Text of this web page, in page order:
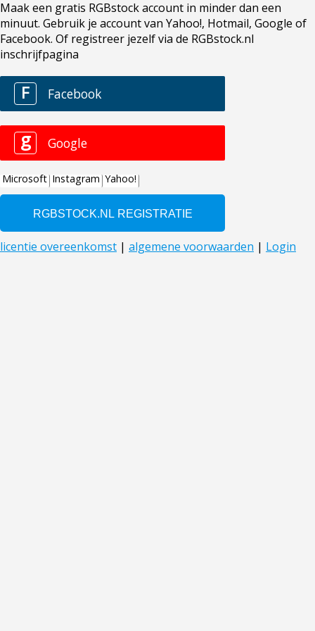
Maak een gratis RGBstock account in minder dan een
minuut. Gebruik je account van Yahoo!, Hotmail, Google of
Facebook. Of registreer jezelf via de RGBstock.nl
inschrijfpagina
F Facebook
g Google
Microsoft Instagram Yahoo!
licentie overeenkomst | algemene voorwaarden | Login